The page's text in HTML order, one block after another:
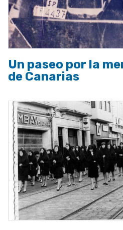
Un paseo por la
de Canarias